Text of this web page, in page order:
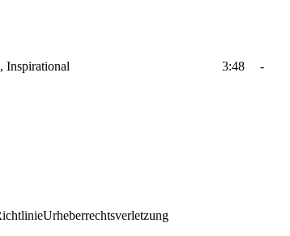
Inspirational 3:48 -
Urheberrechtsverletzung